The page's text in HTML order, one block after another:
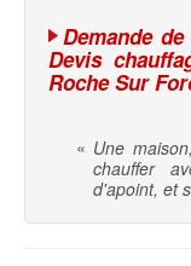
Demande
Devis
Roche Sur
« Une
chauffer
d'apoint, et